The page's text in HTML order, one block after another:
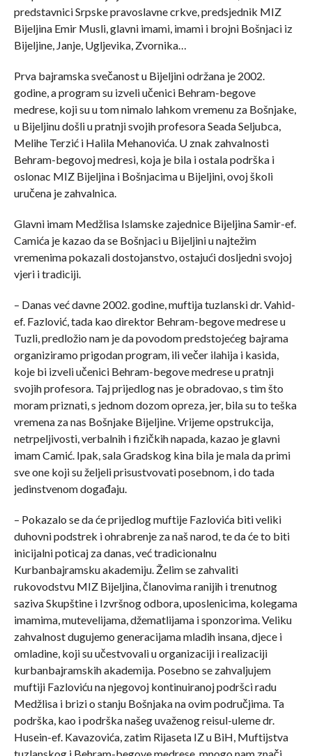
predstavnici Srpske pravoslavne crkve, predsjednik MIZ
Bijeljina Emir Musli, glavni imami, imami i brojni Bošnjaci iz
Bijeljine, Janje, Ugljevika, Zvornika…
Prva bajramska svečanost u Bijeljini održana je 2002.
godine, a program su izveli učenici Behram-begove
medrese, koji su u tom nimalo lahkom vremenu za Bošnjake,
u Bijeljinu došli u pratnji svojih profesora Seada Seljubca,
Melihe Terzić i Halila Mehanovića. U znak zahvalnosti
Behram-begovoj medresi, koja je bila i ostala podrška i
oslonac MIZ Bijeljina i Bošnjacima u Bijeljini, ovoj školi
uručena je zahvalnica.
Glavni imam Medžlisa Islamske zajednice Bijeljina Samir-ef.
Camića je kazao da se Bošnjaci u Bijeljini u najtežim
vremenima pokazali dostojanstvo, ostajući dosljedni svojoj
vjeri i tradiciji.
– Danas već davne 2002. godine, muftija tuzlanski dr. Vahid-
ef. Fazlović, tada kao direktor Behram-begove medrese u
Tuzli, predložio nam je da povodom predstojećeg bajrama
organiziramo prigodan program, ili večer ilahija i kasida,
koje bi izveli učenici Behram-begove medrese u pratnji
svojih profesora. Taj prijedlog nas je obradovao, s tim što
moram priznati, s jednom dozom opreza, jer, bila su to teška
vremena za nas Bošnjake Bijeljine. Vrijeme opstrukcija,
netrpeljivosti, verbalnih i fizičkih napada, kazao je glavni
imam Camić. Ipak, sala Gradskog kina bila je mala da primi
sve one koji su željeli prisustvovati posebnom, i do tada
jedinstvenom događaju.
– Pokazalo se da će prijedlog muftije Fazlovića biti veliki
duhovni podstrek i ohrabrenje za naš narod, te da će to biti
inicijalni poticaj za danas, već tradicionalnu
Kurbanbajramsku akademiju. Želim se zahvaliti
rukovodstvu MIZ Bijeljina, članovima ranijih i trenutnog
saziva Skupštine i Izvršnog odbora, uposlenicima, kolegama
imamima, mutevelijama, džematlijama i sponzorima. Veliku
zahvalnost dugujemo generacijama mladih insana, djece i
omladine, koji su učestvovali u organizaciji i realizaciji
kurbanbajramskih akademija. Posebno se zahvaljujem
muftiji Fazloviću na njegovoj kontinuiranoj podršci radu
Medžlisa i brizi o stanju Bošnjaka na ovim područjima. Ta
podrška, kao i podrška našeg uvaženog reisul-uleme dr.
Husein-ef. Kavazovića, zatim Rijaseta IZ u BiH, Muftijstva
tuzlanskog i Behram-begove medrese, mnogo nam znači,